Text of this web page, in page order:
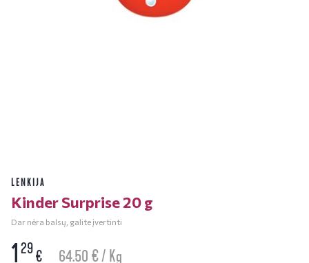
LENKIJA
Kinder Surprise 20 g
Dar nėra balsų, galite įvertinti
129€ 64.50 € / Kg